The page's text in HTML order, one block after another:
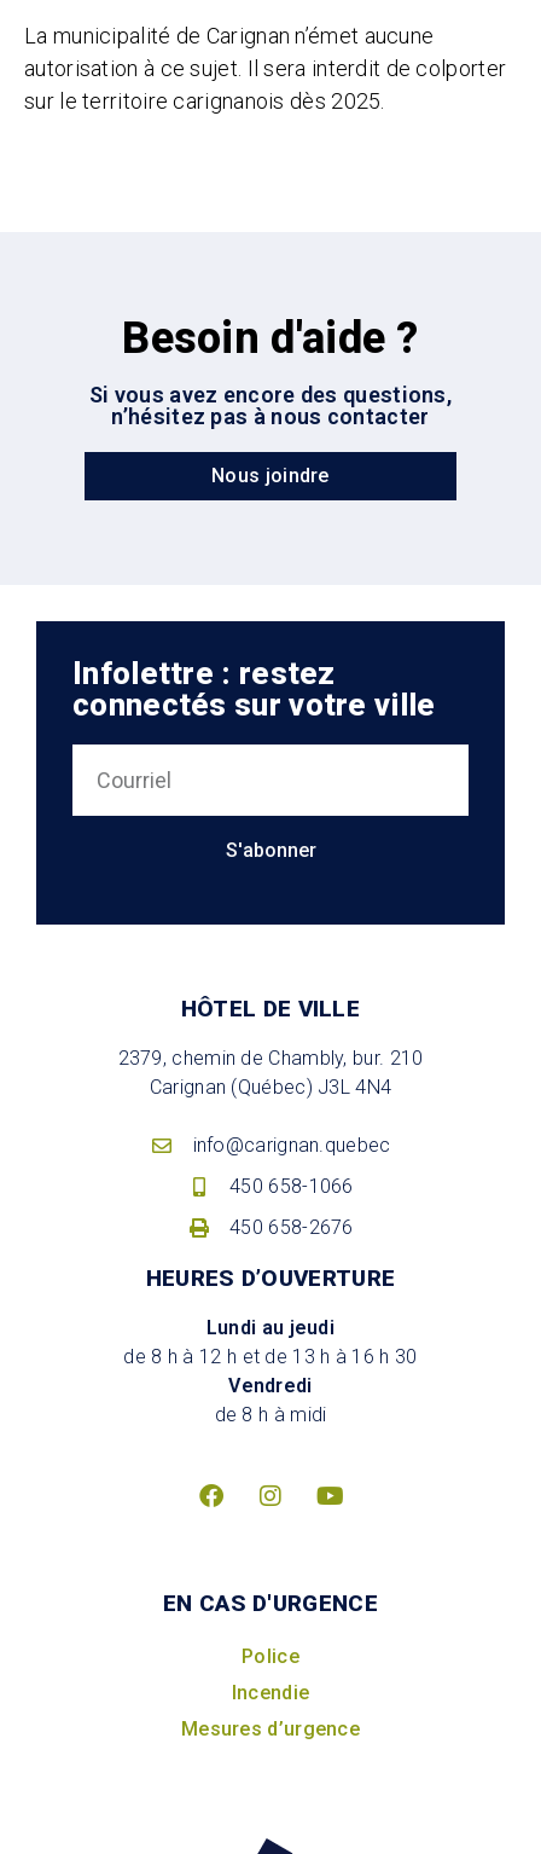
La municipalité de Carignan n’émet aucune
autorisation à ce sujet. Il sera interdit de colporter
sur le territoire carignanois dès 2025.
Besoin d'aide ?
Si vous avez encore des questions,
n’hésitez pas à nous contacter
Nous joindre
Infolettre : restez
connectés sur votre ville
S'abonner
HÔTEL DE VILLE
2379, chemin de Chambly, bur. 210
Carignan (Québec) J3L 4N4
info@carignan.quebec
450 658-1066
450 658-2676
HEURES D’OUVERTURE
Lundi au jeudi
de 8 h à 12 h et de 13 h à 16 h 30
Vendredi
de 8 h à midi
EN CAS D'URGENCE
Police
Incendie
Mesures d’urgence